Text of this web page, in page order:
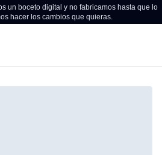
un boceto digital y no fabricamos hasta que lo
hacer los cambios que quieras.